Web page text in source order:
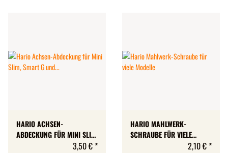
HARIO ACHSEN-
ABDECKUNG FÜR MINI SLIM,
SMART G UND WOOD N3,50 € *
HARIO MAHLWERK-
SCHRAUBE FÜR VIELE
2,10 € *